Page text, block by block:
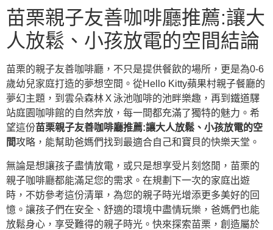
苗栗親子友善咖啡廳推薦:讓大
人放鬆、小孩放電的空間結論
苗栗的親子友善咖啡廳，不只是提供餐飲的場所，更是為0-6
歲幼兒家庭打造的夢想空間。從Hello Kitty蘋果村親子餐廳的
夢幻主題，到雲朵森林Ｘ泳池咖啡的池畔樂趣，再到鐵道驛
站庭園咖啡館的自然奔放，每一間都充滿了獨特的魅力。希
望這份苗栗親子友善咖啡廳推薦:讓大人放鬆、小孩放電的空
間攻略，能幫助爸媽們找到最適合自己和寶貝的快樂天堂。
無論是想讓孩子盡情放電，或只是想享受片刻悠閒，苗栗的
親子咖啡廳都能滿足您的需求。在規劃下一次的家庭出遊
時，不妨參考這份清單，為您的親子時光增添更多美好的回
憶。讓孩子們在安全、舒適的環境中盡情玩樂，爸媽們也能
放鬆身心，享受難得的親子時光。快來探索苗栗，創造屬於